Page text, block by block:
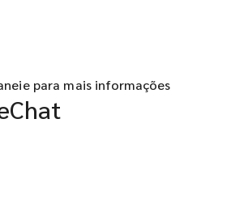
para mais informações